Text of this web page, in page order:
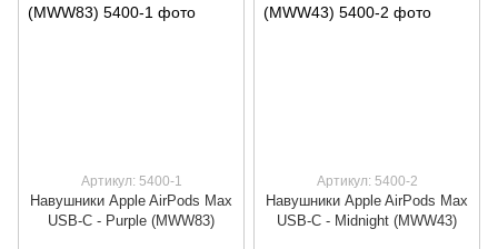
Артикул: 5400-1
Навушники Apple AirPods Max
USB-C - Purple (MWW83)
Артикул: 5400-2
Навушники Apple AirPods Max
USB-C - Midnight (MWW43)